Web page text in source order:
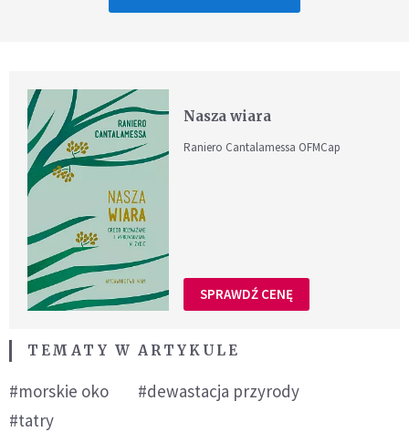
Nasza wiara
Raniero Cantalamessa OFMCap
SPRAWDŹ CENĘ
TEMATY W ARTYKULE
#morskie oko
#dewastacja przyrody
#tatry